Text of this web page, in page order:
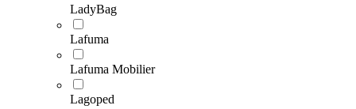
LadyBag
Lafuma
Lafuma Mobilier
Lagoped